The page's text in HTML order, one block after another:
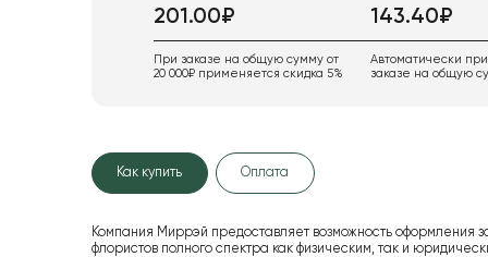
201.00₽
При заказе на общую сумму от
20 000₽ применяется скидка 5%
143.40₽
Автоматически
заказе на общую
Как купить Оплата
Компания Миррэй предоставляет возможность оформления
флористов полного спектра как физическим, так и